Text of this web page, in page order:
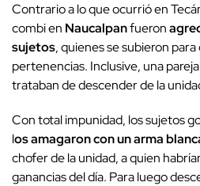
Contrario a lo que ocurrió en
combi en Naucalpanfueron
sujetos, quienes se subieron
pertenencias. Inclusive, una
trataban de descender de la
Con total impunidad, los sujetos
los amagaron con un arma
chofer de la unidad, a quien
ganancias del día. Para luego